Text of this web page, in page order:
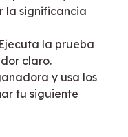
la significancia
Ejecuta la prueba
claro.
y usa los
tu siguiente